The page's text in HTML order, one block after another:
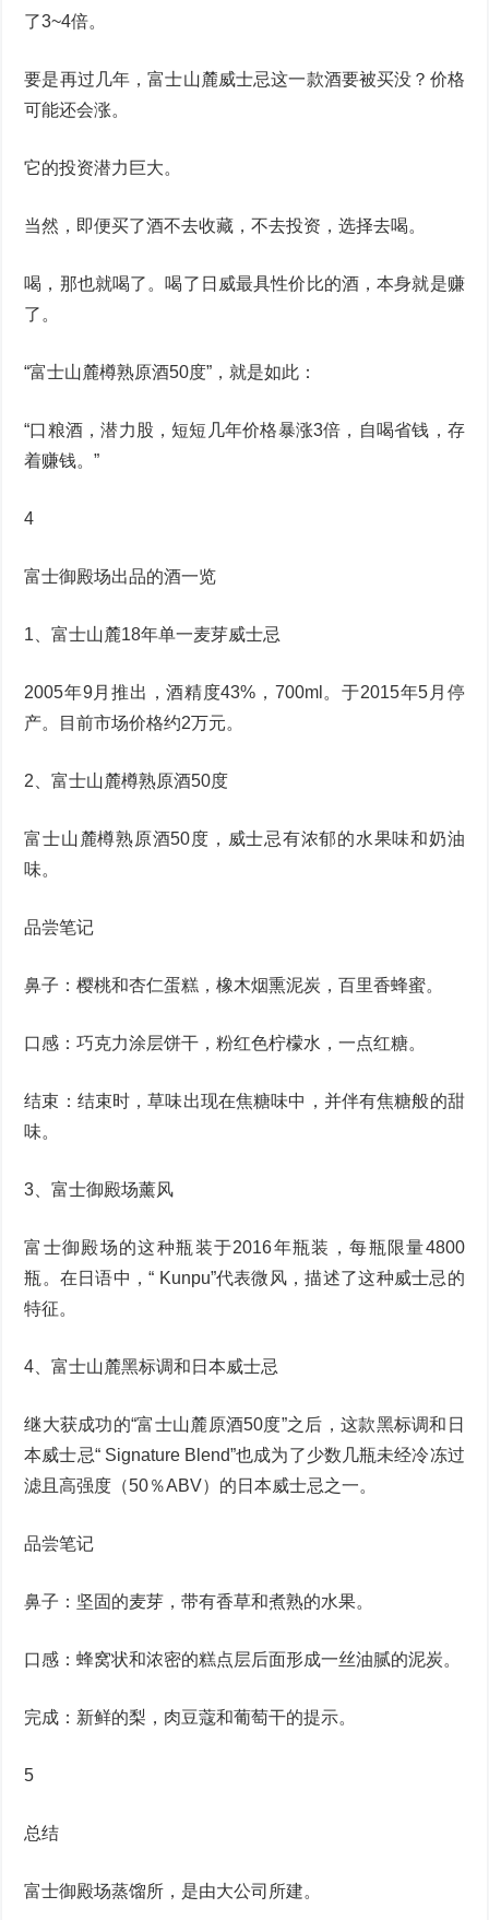
了3~4倍。
要是再过几年，富士山麓威士忌这一款酒要被买没？价格
可能还会涨。
它的投资潜力巨大。
当然，即便买了酒不去收藏，不去投资，选择去喝。
喝，那也就喝了。喝了日威最具性价比的酒，本身就是赚
了。
“富士山麓樽熟原酒50度”，就是如此：
“口粮酒，潜力股，短短几年价格暴涨3倍，自喝省钱，存
着赚钱。”
4
富士御殿场出品的酒一览
1、富士山麓18年单一麦芽威士忌
2005年9月推出，酒精度43%，700ml。于2015年5月停
产。目前市场价格约2万元。
2、富士山麓樽熟原酒50度
富士山麓樽熟原酒50度，威士忌有浓郁的水果味和奶油
味。
品尝笔记
鼻子：樱桃和杏仁蛋糕，橡木烟熏泥炭，百里香蜂蜜。
口感：巧克力涂层饼干，粉红色柠檬水，一点红糖。
结束：结束时，草味出现在焦糖味中，并伴有焦糖般的甜
味。
3、富士御殿场薰风
富士御殿场的这种瓶装于2016年瓶装，每瓶限量4800
瓶。在日语中，“ Kunpu”代表微风，描述了这种威士忌的
特征。
4、富士山麓黑标调和日本威士忌
继大获成功的“富士山麓原酒50度”之后，这款黑标调和日
本威士忌“ Signature Blend”也成为了少数几瓶未经冷冻过
滤且高强度（50％ABV）的日本威士忌之一。
品尝笔记
鼻子：坚固的麦芽，带有香草和煮熟的水果。
口感：蜂窝状和浓密的糕点层后面形成一丝油腻的泥炭。
完成：新鲜的梨，肉豆蔻和葡萄干的提示。
5
总结
富士御殿场蒸馏所，是由大公司所建。